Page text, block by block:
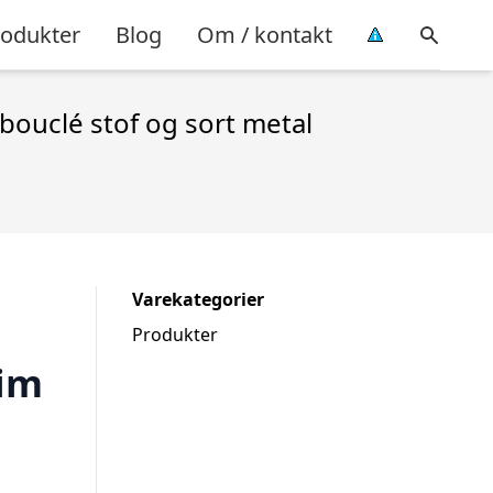
Blog Om / kontakt
stof og sort metal
Varekategorier
Produkter